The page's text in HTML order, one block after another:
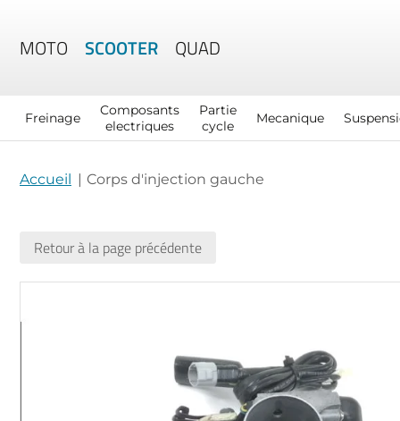
MOTO SCOOTER QUAD
Freinage
Composants
electriques
Partie
cycle
Mecanique
Accueil Corps d'injection gauche
Retour à la page précédente
the